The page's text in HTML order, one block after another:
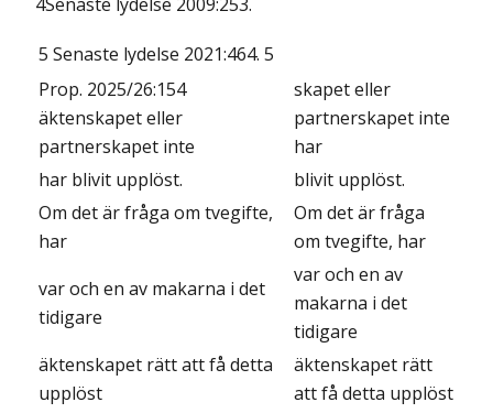
5 Senaste lydelse 2021:464. 5
Prop. 2025/26:154
äktenskapet eller
partnerskapet inte
skapet eller
partnerskapet inte
har
har blivit upplöst.
blivit upplöst.
Om det är fråga om tvegifte,
har
Om det är fråga
om tvegifte, har
var och en av makarna i det
tidigare
var och en av
makarna i det
tidigare
äktenskapet rätt att få detta
upplöst
äktenskapet rätt
att få detta upplöst